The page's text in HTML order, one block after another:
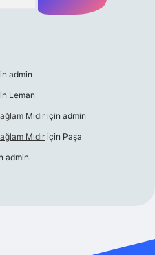
admin
Leman
Mıdır için admin
Mıdır için Paşa
admin
https://